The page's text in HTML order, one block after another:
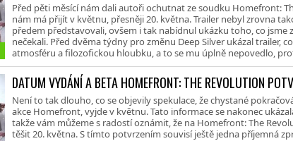
Před pěti měsící nám dali autoři ochutnat ze soudku Homefront:
nám má přijít v květnu, přesněji 20. května. Trailer nebyl zrovna
předem představovali, ovšem i tak nabídnul ukázku toho, co jsme
nečekali. Před dvěma týdny pro změnu Deep Silver ukázal trailer,
atmosféru a filozofickou hloubku, a to se mu úplně nepovedlo,
DATUM VYDÁNÍ A BETA HOMEFRONT: THE REVOLUTION
Není to tak dlouho, co se objevily spekulace, že chystané
akce Homefront, vyjde v květnu. Tato informace se nakonec
takže vám můžeme s radostí oznámit, že na Homefront: The
těšit 20. května. S tímto potvrzením souvisí ještě jedna příjemná